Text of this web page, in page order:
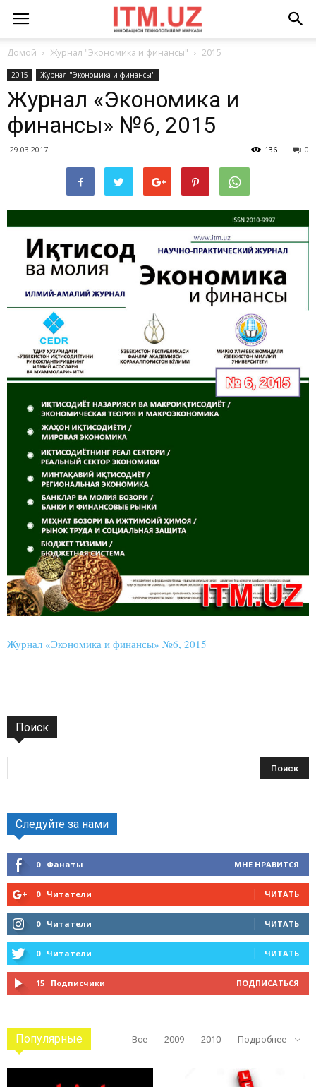
Домой Журнал "Экономика и финансы" 2015
2015 Журнал "Экономика и финансы"
Журнал «Экономика и
финансы» №6, 2015
29.03.2017 0
136
Журнал «Экономика и финансы» №6, 2015
Поиск
Следуйте за нами
0 Фанаты МНЕ НРАВИТСЯ
0 Читатели ЧИТАТЬ
0 Читатели ЧИТАТЬ
0 Читатели ЧИТАТЬ
15 Подписчики ПОДПИСАТЬСЯ
Популярные Все 2009 2010 Подробнее